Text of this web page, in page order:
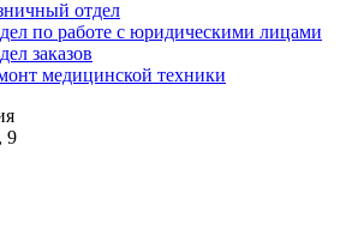
отдел
по работе с юридическими лицами
заказов
медицинской техники
9